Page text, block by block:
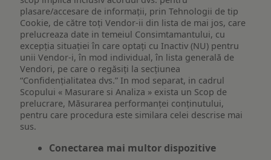
plasare/accesare de informații, prin Tehnologii de tip
Cookie, de către toți Vendor-ii din lista de mai jos, care
prelucreaza date in temeiul Consimtamantului, cu
excepția situației în care optați cu Inactiv (NU) pentru
unii Vendor-i, în mod individual, în lista generală de
Vendori, pe care o regăsiți la secțiunea
“Confidențialitatea dvs.” In mod separat, in cadrul
Scopului « Masurare si Analiza » exista un Scop de
prelucrare, Măsurarea performanței conținutului,
pentru care procedura este similara celei descrise mai
sus.
Conectarea mai multor dispozitive